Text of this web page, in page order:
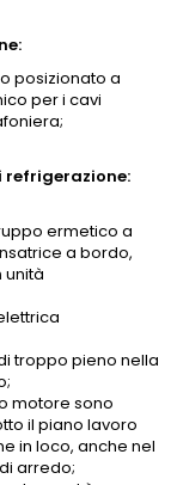
posizionato a
per i cavi
refrigerazione:
ermetico a
a bordo,
unità
troppo pieno nella
motore sono
il piano lavoro
in loco, anche nel
arredo;